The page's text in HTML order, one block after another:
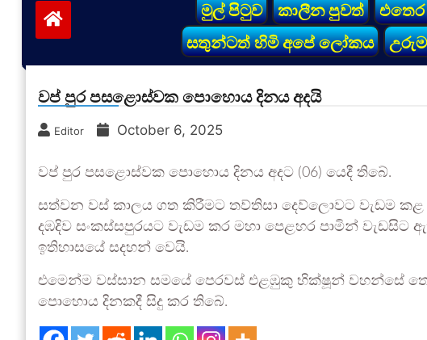
මුල් පිටුව කාලීන පුවත්
සතුන්ටත් හිමි අපේ ලෝකය
වප් පුර පසළොස්වක පොහොය දිනය අදයි
Editor October 6, 2025
වප් පුර පසළොස්වක පොහොය දිනය අදට (06) යෙදී තිබේ.
සත්වන වස් කාලය ගත කිරීමට තව්තිසා දෙව්ලොවට වැඩම
දඹදිව සංකස්සපුරයට වැඩම කර මහා පෙළහර පාමින්
ඉතිහාසයේ සදහන් වෙයි.
එමෙන්ම වස්සාන සමයේ පෙරවස් එළඹුකු භික්ෂූන් වහන්සේ
පොහොය දිනකදී සිදු කර තිබේ.